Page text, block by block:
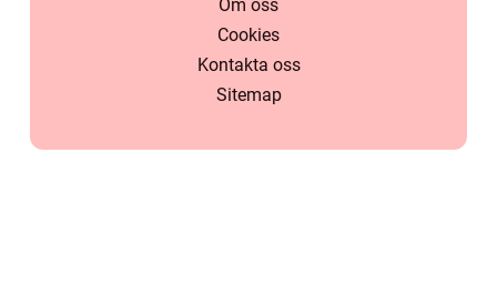
Om oss
Cookies
Kontakta oss
Sitemap